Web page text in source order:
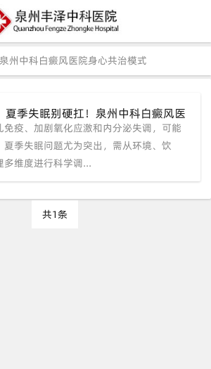
泉州中科白癜风医院身心共治模式
夏季失眠别硬扛！泉州中科白癜风医
”出稳定好皮肤
免疫、加剧氧化应激和内分泌失调，可能
夏季失眠问题尤为突出，需从环境、饮
维度进行科学调...
共1条